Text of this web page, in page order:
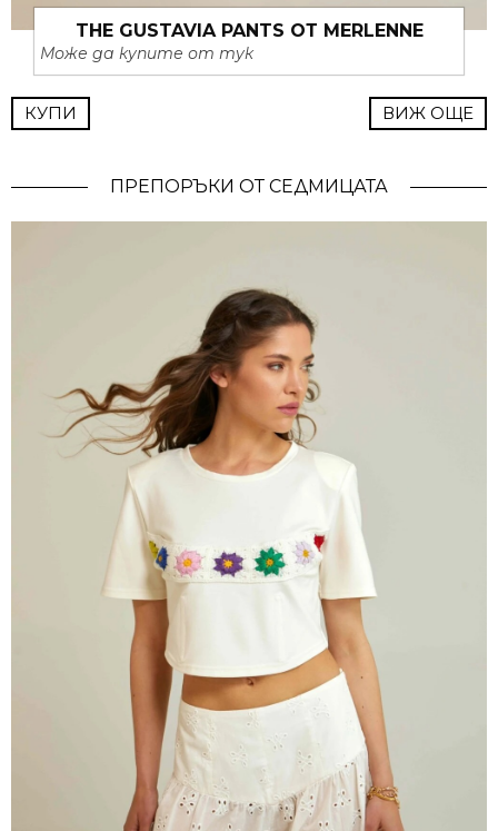
THE GUSTAVIA PANTS ОТ MERLENNE
Може да купите от тук
КУПИ ВИЖ ОЩЕ
ПРЕПОРЪКИ ОТ СЕДМИЦАТА